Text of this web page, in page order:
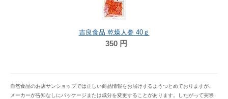
吉良食品 乾燥人参 40ｇ
350 円
自然食品のお店サンショップでは正しい商品情報をお届けするようつとめておりますが、
メーカーが告知なしにパッケージまたは成分を変更することがあります。したがって実際